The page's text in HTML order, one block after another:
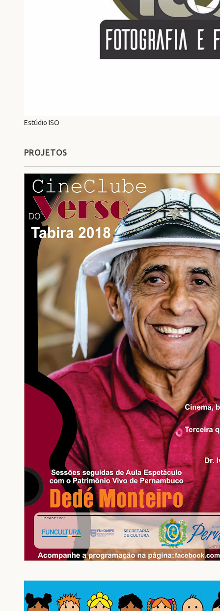
Estúdio ISO
PROJETOS